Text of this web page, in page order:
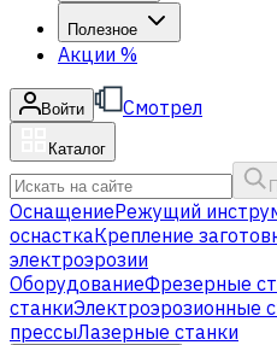
Полезное
Акции %
Войти Смотрел
Каталог
ОснащениеРежущий
оснасткаКрепление
электроэрозии
ОборудованиеФрезерные
станкиЭлектроэрозионные
прессыЛазерные станки